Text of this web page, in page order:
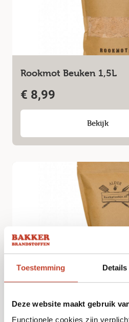
Toestemming Details
Deze website maakt gebruik
Functionele cookies zijn
Rookmot Beuken 1,5L
€ 8,99
Bekijk
Rookmot Els 1,5L
€7,99